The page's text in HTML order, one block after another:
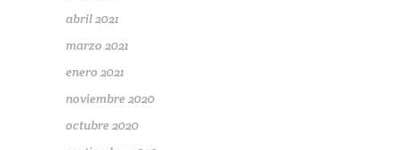
abril 2021
marzo 2021
enero 2021
noviembre 2020
octubre 2020